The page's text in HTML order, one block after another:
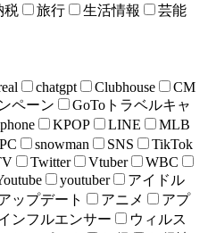
税 旅行 生活情報 芸能
chatgpt Clubhouse
CM
ペーン
GoToトラベルキャ
KPOP LINE
MLB
PC snowman SNS
TikTok
Twitter Vtuber
WBC
youtuber
アイドル
ップデート アニメ
アプ
ンフルエンサー
ウィルス